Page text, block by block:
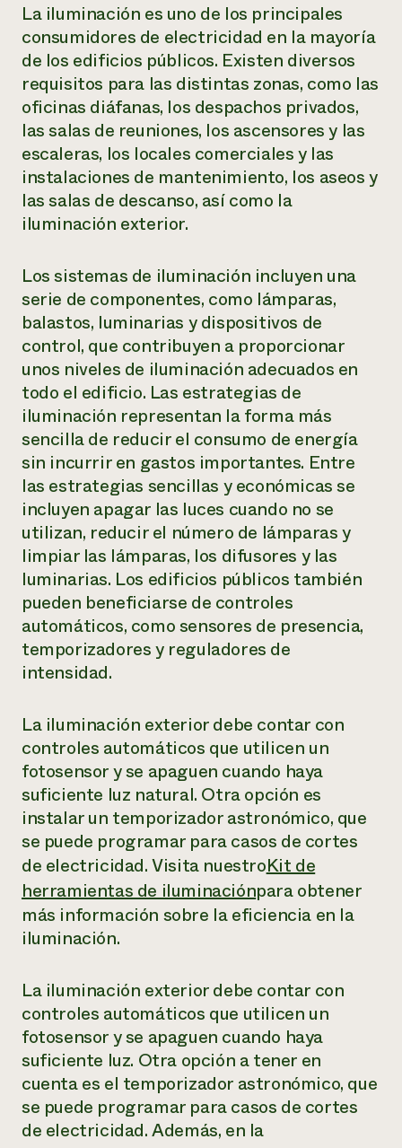
La iluminación es uno de los principales
consumidores de electricidad en la mayoría
de los edificios públicos. Existen diversos
requisitos para las distintas zonas, como las
oficinas diáfanas, los despachos privados,
las salas de reuniones, los ascensores y las
escaleras, los locales comerciales y las
instalaciones de mantenimiento, los aseos y
las salas de descanso, así como la
iluminación exterior.
Los sistemas de iluminación incluyen una
serie de componentes, como lámparas,
balastos, luminarias y dispositivos de
control, que contribuyen a proporcionar
unos niveles de iluminación adecuados en
todo el edificio. Las estrategias de
iluminación representan la forma más
sencilla de reducir el consumo de energía
sin incurrir en gastos importantes. Entre
las estrategias sencillas y económicas se
incluyen apagar las luces cuando no se
utilizan, reducir el número de lámparas y
limpiar las lámparas, los difusores y las
luminarias. Los edificios públicos también
pueden beneficiarse de controles
automáticos, como sensores de presencia,
temporizadores y reguladores de
intensidad.
La iluminación exterior debe contar con
controles automáticos que utilicen un
fotosensor y se apaguen cuando haya
suficiente luz natural. Otra opción es
instalar un temporizador astronómico, que
se puede programar para casos de cortes
de electricidad. Visita nuestroKit de
herramientas de iluminaciónpara obtener
más información sobre la eficiencia en la
iluminación.
La iluminación exterior debe contar con
controles automáticos que utilicen un
fotosensor y se apaguen cuando haya
suficiente luz. Otra opción a tener en
cuenta es el temporizador astronómico, que
se puede programar para casos de cortes
de electricidad. Además, en la